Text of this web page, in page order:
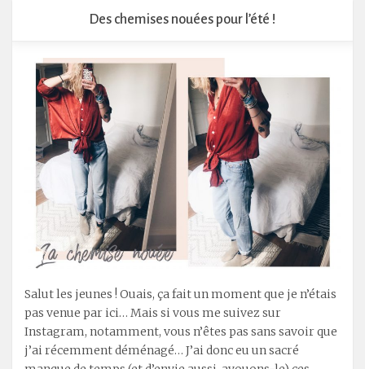
Des chemises nouées pour l’été !
Salut les jeunes ! Ouais, ça fait un moment que je n’étais
pas venue par ici… Mais si vous me suivez sur
Instagram, notamment, vous n’êtes pas sans savoir que
j’ai récemment déménagé… J’ai donc eu un sacré